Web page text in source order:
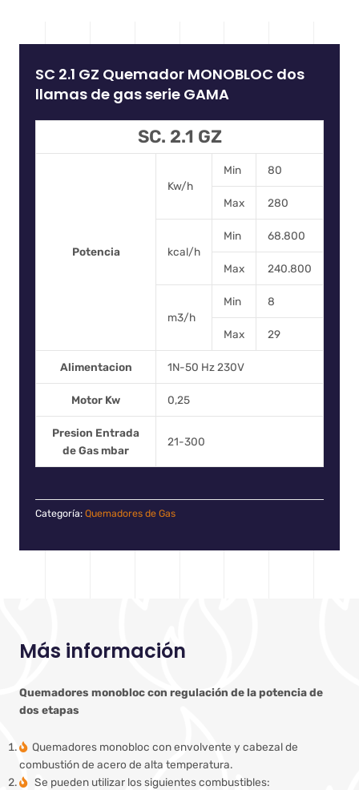
SC 2.1 GZ Quemador MONOBLOC dos
llamas de gas serie GAMA
SC. 2.1 GZ
Potencia
Kw/h
Min 80
Max 280
kcal/h
Min 68.800
Max 240.800
m3/h
Min 8
Max 29
Alimentacion 1N-50 Hz 230V
Motor Kw 0,25
Presion Entrada
de Gas mbar
21-300
Categoría: Quemadores de Gas
Más información
Quemadores monobloc con regulación de la potencia de
dos etapas
Quemadores monobloc con envolvente y cabezal de
combustión de acero de alta temperatura.
Se pueden utilizar los siguientes combustibles: